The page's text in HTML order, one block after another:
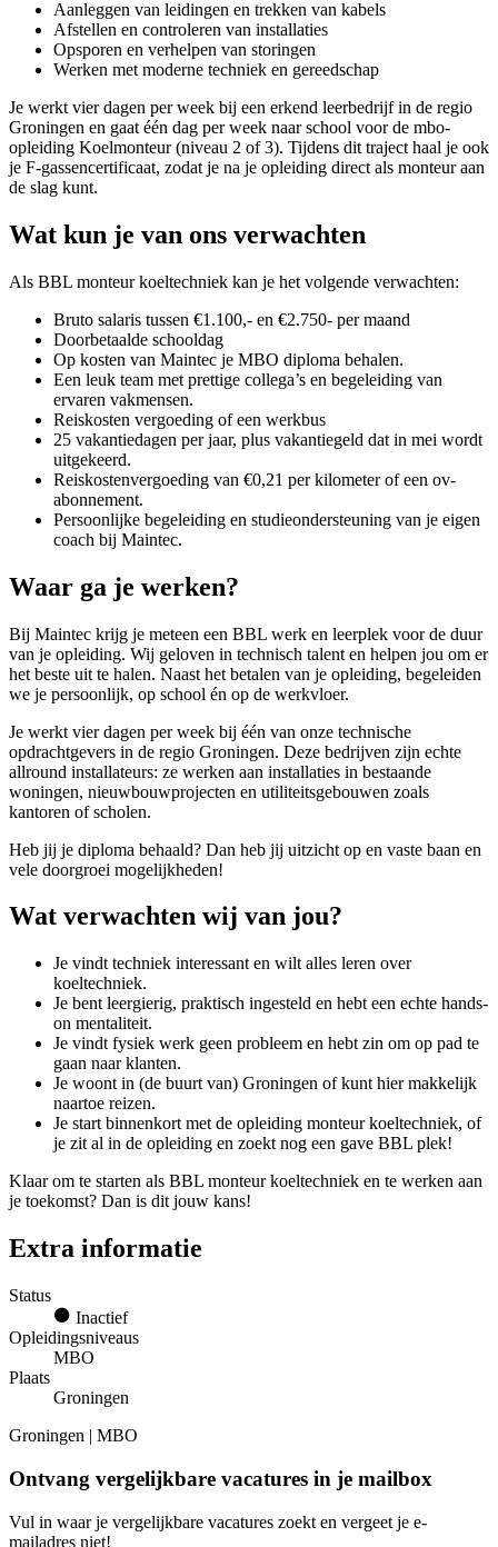
Aanleggen van leidingen en trekken van kabels
Afstellen en controleren van installaties
Opsporen en verhelpen van storingen
Werken met moderne techniek en gereedschap
Je werkt vier dagen per week bij een erkend leerbedrijf in de regio
Groningen en gaat één dag per week naar school voor de mbo-
opleiding Koelmonteur (niveau 2 of 3). Tijdens dit traject haal je ook
je F-gassencertificaat, zodat je na je opleiding direct als monteur aan
de slag kunt.
Wat kun je van ons verwachten
Als BBL monteur koeltechniek kan je het volgende verwachten:
Bruto salaris tussen €1.100,- en €2.750- per maand
Doorbetaalde schooldag
Op kosten van Maintec je MBO diploma behalen.
Een leuk team met prettige collega’s en begeleiding van
ervaren vakmensen.
Reiskosten vergoeding of een werkbus
25 vakantiedagen per jaar, plus vakantiegeld dat in mei wordt
uitgekeerd.
Reiskostenvergoeding van €0,21 per kilometer of een ov-
abonnement.
Persoonlijke begeleiding en studieondersteuning van je eigen
coach bij Maintec.
Waar ga je werken?
Bij Maintec krijg je meteen een BBL werk en leerplek voor de duur
van je opleiding. Wij geloven in technisch talent en helpen jou om er
het beste uit te halen. Naast het betalen van je opleiding, begeleiden
we je persoonlijk, op school én op de werkvloer.
Je werkt vier dagen per week bij één van onze technische
opdrachtgevers in de regio Groningen. Deze bedrijven zijn echte
allround installateurs: ze werken aan installaties in bestaande
woningen, nieuwbouwprojecten en utiliteitsgebouwen zoals
kantoren of scholen.
Heb jij je diploma behaald? Dan heb jij uitzicht op en vaste baan en
vele doorgroei mogelijkheden!
Wat verwachten wij van jou?
Je vindt techniek interessant en wilt alles leren over
koeltechniek.
Je bent leergierig, praktisch ingesteld en hebt een echte hands-
on mentaliteit.
Je vindt fysiek werk geen probleem en hebt zin om op pad te
gaan naar klanten.
Je woont in (de buurt van) Groningen of kunt hier makkelijk
naartoe reizen.
Je start binnenkort met de opleiding monteur koeltechniek, of
je zit al in de opleiding en zoekt nog een gave BBL plek!
Klaar om te starten als BBL monteur koeltechniek en te werken aan
je toekomst? Dan is dit jouw kans!
Extra informatie
Status
Inactief
Opleidingsniveaus
MBO
Plaats
Groningen
Groningen | MBO
Ontvang vergelijkbare vacatures in je mailbox
Vul in waar je vergelijkbare vacatures zoekt en vergeet je e-
mailadres niet!